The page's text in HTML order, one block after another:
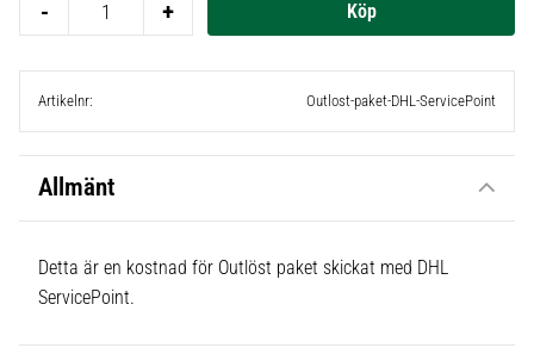
+
-
Artikelnr Outlost-paket-DHL-ServicePoint
Allmänt
Detta är en kostnad för Outlöst paket skickat med DHL
ServicePoint.